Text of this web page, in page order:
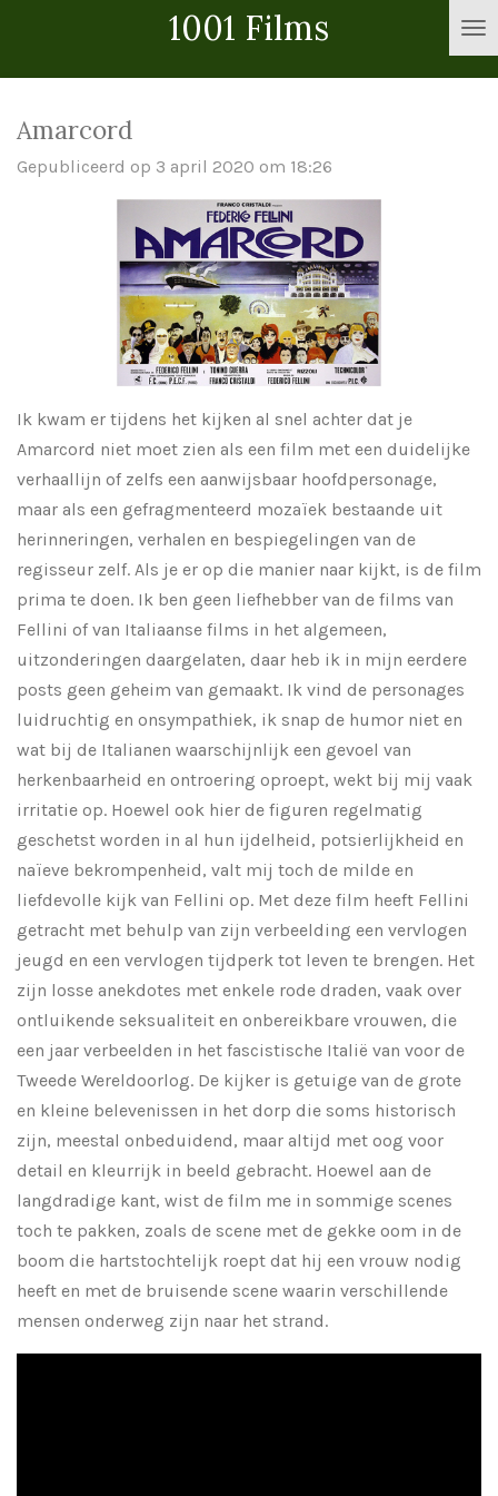
hoofdinhoud
1001 Films
Amarcord
Gepubliceerd op 3 april 2020 om 18:26
Ik kwam er tijdens het kijken al snel achter dat je
Amarcord niet moet zien als een film met een duidelijke
verhaallijn of zelfs een aanwijsbaar hoofdpersonage,
maar als een gefragmenteerd mozaïek bestaande uit
herinneringen, verhalen en bespiegelingen van de
regisseur zelf. Als je er op die manier naar kijkt, is de film
prima te doen. Ik ben geen liefhebber van de films van
Fellini of van Italiaanse films in het algemeen,
uitzonderingen daargelaten, daar heb ik in mijn eerdere
posts geen geheim van gemaakt. Ik vind de personages
luidruchtig en onsympathiek, ik snap de humor niet en
wat bij de Italianen waarschijnlijk een gevoel van
herkenbaarheid en ontroering oproept, wekt bij mij vaak
irritatie op. Hoewel ook hier de figuren regelmatig
geschetst worden in al hun ijdelheid, potsierlijkheid en
naïeve bekrompenheid, valt mij toch de milde en
liefdevolle kijk van Fellini op. Met deze film heeft Fellini
getracht met behulp van zijn verbeelding een vervlogen
jeugd en een vervlogen tijdperk tot leven te brengen. Het
zijn losse anekdotes met enkele rode draden, vaak over
ontluikende seksualiteit en onbereikbare vrouwen, die
een jaar verbeelden in het fascistische Italië van voor de
Tweede Wereldoorlog. De kijker is getuige van de grote
en kleine belevenissen in het dorp die soms historisch
zijn, meestal onbeduidend, maar altijd met oog voor
detail en kleurrijk in beeld gebracht. Hoewel aan de
langdradige kant, wist de film me in sommige scenes
toch te pakken, zoals de scene met de gekke oom in de
boom die hartstochtelijk roept dat hij een vrouw nodig
heeft en met de bruisende scene waarin verschillende
mensen onderweg zijn naar het strand.